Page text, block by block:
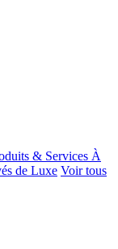
& Services À
de Luxe Voir tous